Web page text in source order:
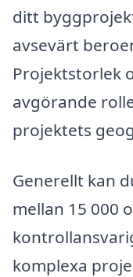
ditt
avsevärt
Projektstorlek
avgörande
projektets
Generellt kan
mellan 15 000
komplexa